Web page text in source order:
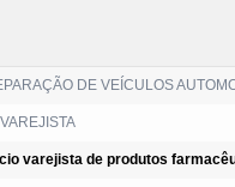
DE VEÍCULOS
varejista de produtos